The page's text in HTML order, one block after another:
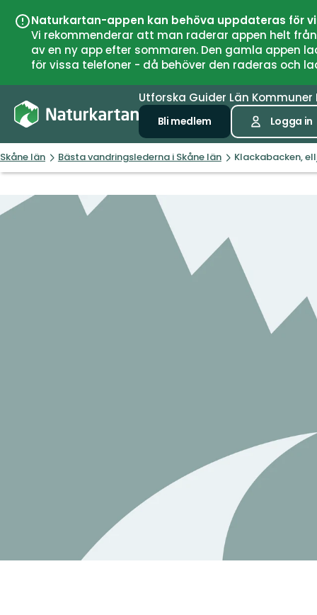
Naturkartan-appen kan behöva uppdateras för
Vi rekommenderar att man raderar appen helt
av en ny app efter sommaren. Den gamla
för vissa telefoner - då behöver den raderas och
Utforska Guider Län Kommuner
Bli medlem Logga in
Skåne län Bästa vandringslederna i Skåne län Klackabacken,